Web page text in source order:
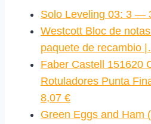
Solo Leveling 03: 3 —
Westcott Bloc de
paquete de
Faber Castell 151620
Rotuladores Punta
8,07 €
Green Eggs and Ham